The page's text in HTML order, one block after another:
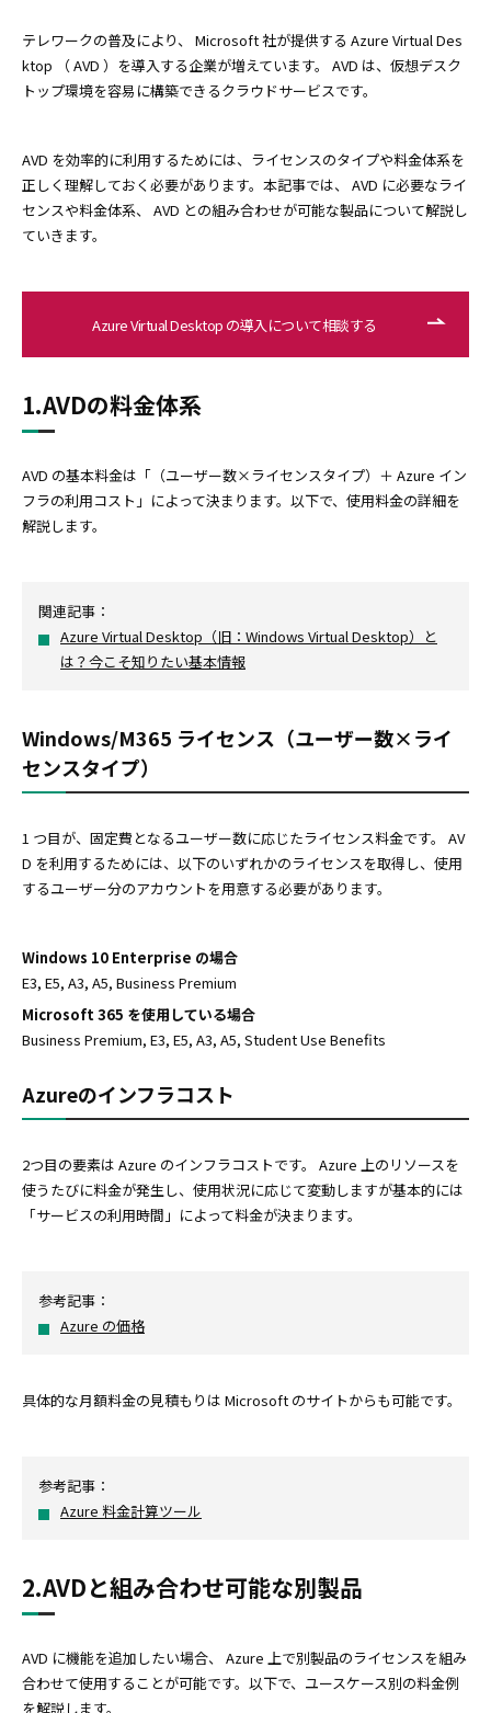
テレワークの普及により、 Microsoft 社が提供する Azure Virtual Des
ktop （ AVD ）を導入する企業が増えています。 AVD は、仮想デスク
トップ環境を容易に構築できるクラウドサービスです。
AVD を効率的に利用するためには、ライセンスのタイプや料金体系を
正しく理解しておく必要があります。本記事では、 AVD に必要なライ
センスや料金体系、 AVD との組み合わせが可能な製品について解説し
ていきます。
Azure Virtual Desktop の導入について相談する
1.AVDの料金体系
AVD の基本料金は「（ユーザー数×ライセンスタイプ）＋ Azure イン
フラの利用コスト」によって決まります。以下で、使用料金の詳細を
解説します。
関連記事：
Azure Virtual Desktop（旧：Windows Virtual Desktop）と
は？今こそ知りたい基本情報
Windows/M365 ライセンス（ユーザー数×ライ
センスタイプ）
1 つ目が、固定費となるユーザー数に応じたライセンス料金です。 AV
D を利用するためには、以下のいずれかのライセンスを取得し、使用
するユーザー分のアカウントを用意する必要があります。
Windows 10 Enterprise の場合
E3, E5, A3, A5, Business Premium
Microsoft 365 を使用している場合
Business Premium, E3, E5, A3, A5, Student Use Benefits
Azureのインフラコスト
2つ目の要素は Azure のインフラコストです。 Azure 上のリソースを
使うたびに料金が発生し、使用状況に応じて変動しますが基本的には
「サービスの利用時間」によって料金が決まります。
参考記事：
Azure の価格
具体的な月額料金の見積もりは Microsoft のサイトからも可能です。
参考記事：
Azure 料金計算ツール
2.AVDと組み合わせ可能な別製品
AVD に機能を追加したい場合、 Azure 上で別製品のライセンスを組み
合わせて使用することが可能です。以下で、ユースケース別の料金例
を解説します。